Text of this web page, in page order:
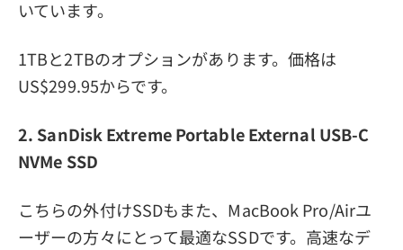
いています。
1TBと2TBのオプションがあります。価格は
US$299.95からです。
2. SanDisk Extreme Portable External USB-C
NVMe SSD
こちらの外付けSSDもまた、MacBook Pro/Airユ
ーザーの方々にとって最適なSSDです。高速なデ